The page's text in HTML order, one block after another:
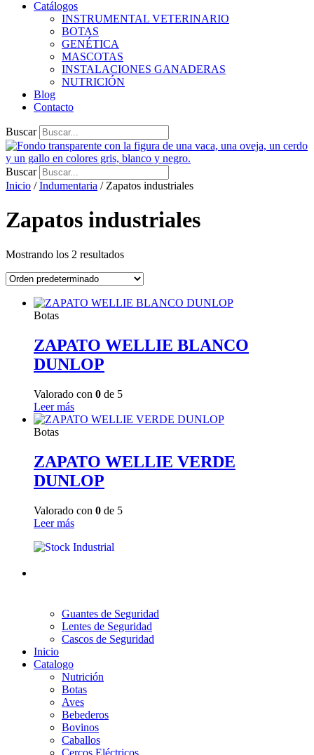
Catálogos
INSTRUMENTAL VETERINARIO
BOTAS
GENÉTICA
MASCOTAS
INSTALACIONES GANADERAS
NUTRICIÓN
Blog
Contacto
Buscar
Buscar
Inicio /Indumentaria / Zapatos industriales
Zapatos industriales
Mostrando los 2 resultados
Botas
ZAPATO WELLIE BLANCO
DUNLOP
Valorado con 0 de 5
Leer más
Botas
ZAPATO WELLIE VERDE
DUNLOP
Valorado con 0 de 5
Leer más
Guantes de Seguridad
Lentes de Seguridad
Cascos de Seguridad
Inicio
Catalogo
Nutrición
Botas
Aves
Bebederos
Bovinos
Caballos
Cercos Eléctricos